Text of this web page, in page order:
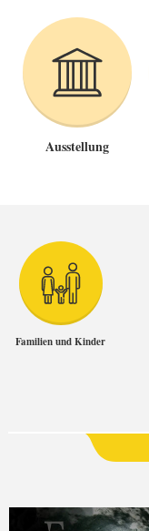
Ausstellung
Familien und Kinder